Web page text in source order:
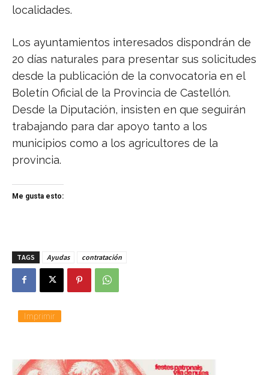
localidades.
Los ayuntamientos interesados dispondrán de
20 días naturales para presentar sus solicitudes
desde la publicación de la convocatoria en el
Boletín Oficial de la Provincia de Castellón.
Desde la Diputación, insisten en que seguirán
trabajando para dar apoyo tanto a los
municipios como a los agricultores de la
provincia.
Me gusta esto:
TAGS Ayudas contratación
Imprimir